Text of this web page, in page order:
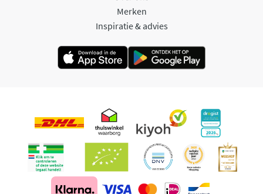
Merken
Inspiratie & advies